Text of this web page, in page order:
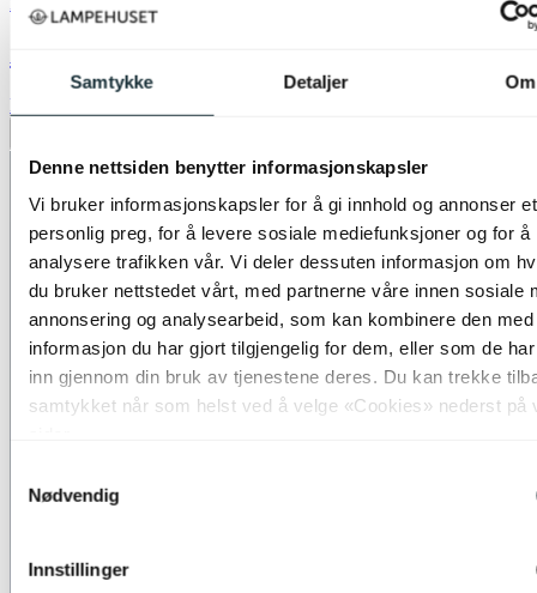
Samtykke Detaljer Om
Denne nettsiden benytter informasjonskapsler
Vi bruker informasjonskapsler for å gi innhold og annonser et
personlig preg, for å levere sosiale mediefunksjoner og for å
analysere trafikken vår. Vi deler dessuten informasjon om
du bruker nettstedet vårt, med partnerne våre innen sosiale
annonsering og analysearbeid, som kan kombinere den med
informasjon du har gjort tilgjengelig for dem, eller som de
inn gjennom din bruk av tjenestene deres. Du kan trekke
samtykket når som helst ved å velge «Cookies» nederst på
Nødvendig
Innstillinger
Nova Life
Archie taklampe lysekrone 50cm sort
kr 8 499,-